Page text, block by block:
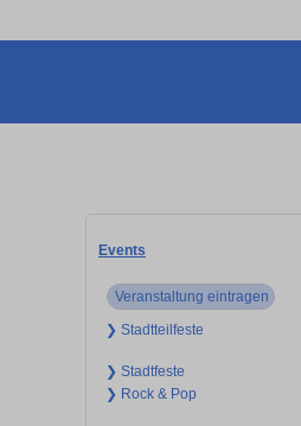
Events
Veranstaltung eintragen
❯ Stadtteilfeste
❯ Stadtfeste
❯ Rock & Pop